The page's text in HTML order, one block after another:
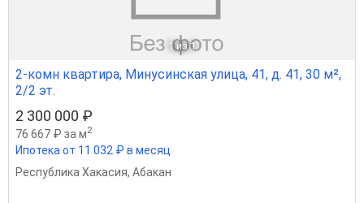
1 из 1
2-комн квартира, Минусинская улица, 41, д. 41, 30 м²,
2/2 эт.
2 300 000 ₽
76 667 ₽ за м2
Ипотека от 11 032 ₽ в месяц
Республика Хакасия, Абакан